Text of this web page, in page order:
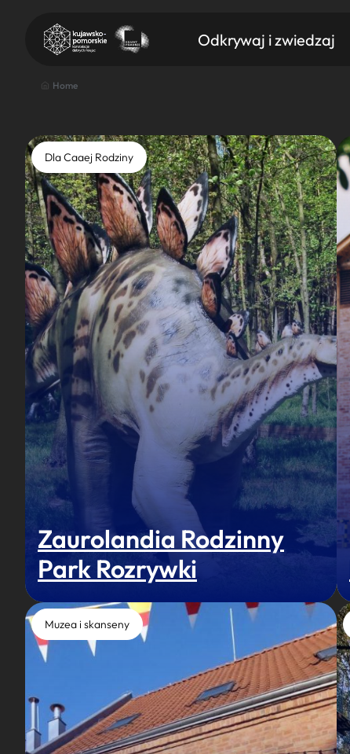
Odkrywaj i zwiedzaj
Znajdź atrakcję
Nazwa atrakcji
Home
Dla Caaej Rodziny
Zaurolandia Rodzinny
Park Rozrywki
Muzea i skanseny